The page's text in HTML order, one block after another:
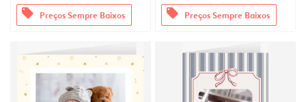
offers Preços Sempre Baixos offers Preços Sempre Baixos